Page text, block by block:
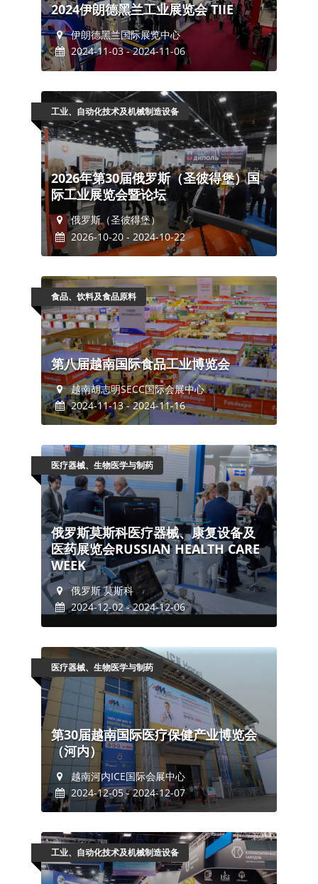
2024伊朗德黑兰工业展览会 TIIE
伊朗德黑兰国际展览中心
2024-11-03 - 2024-11-06
工业、自动化技术及机械制造设备
2026年第30届俄罗斯（圣彼得堡）国
际工业展览会暨论坛
俄罗斯（圣彼得堡）
2026-10-20 - 2024-10-22
食品、饮料及食品原料
第八届越南国际食品工业博览会
越南胡志明SECC国际会展中心
2024-11-13 - 2024-11-16
医疗器械、生物医学与制药
俄罗斯莫斯科医疗器械、康复设备及
医药展览会RUSSIAN HEALTH CARE
WEEK
俄罗斯 莫斯科
2024-12-02 - 2024-12-06
医疗器械、生物医学与制药
第30届越南国际医疗保健产业博览会
（河内）
越南河内ICE国际会展中心
2024-12-05 - 2024-12-07
工业、自动化技术及机械制造设备